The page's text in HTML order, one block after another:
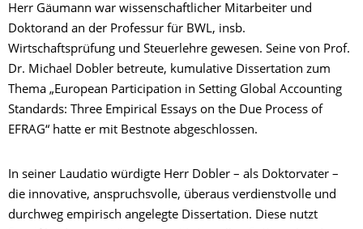
Herr Gäumann war wissenschaftlicher Mitarbeiter und
Doktorand an der Professur für BWL, insb.
Wirtschaftsprüfung und Steuerlehre gewesen. Seine von Prof.
Dr. Michael Dobler betreute, kumulative Dissertation zum
Thema „European Participation in Setting Global Accounting
Standards: Three Empirical Essays on the Due Process of
EFRAG“ hatte er mit Bestnote abgeschlossen.
In seiner Laudatio würdigte Herr Dobler – als Doktorvater –
die innovative, anspruchsvolle, überaus verdienstvolle und
durchweg empirisch angelegte Dissertation. Diese nutzt